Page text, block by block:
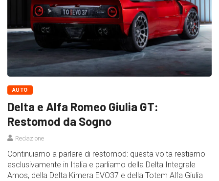
AUTO
Delta e Alfa Romeo Giulia GT:
Restomod da Sogno
Redazione
Continuiamo a parlare di restomod: questa volta restiamo
esclusivamente in Italia e parliamo della Delta Integrale
Amos, della Delta Kimera EVO37 e della Totem Alfa Giulia